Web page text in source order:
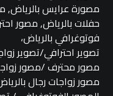
مصورة عرايس
حفلات بالرياض, مصور
فوتوغرافي بالرياض،
تصوير احترافي/تصوير
مصور محترف /مصور
مصور زواجات رجال